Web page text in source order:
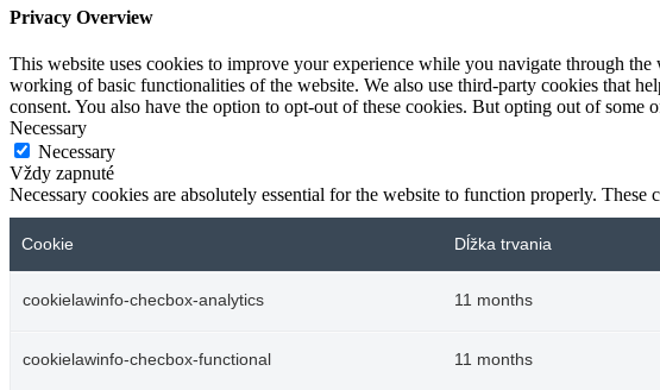
Privacy Overview
This website uses cookies to improve your experience while you navigate through
working of basic functionalities of the website. We also use third-party cookies that
consent. You also have the option to opt-out of these cookies. But opting out of some
Necessary
Necessary
Vždy zapnuté
Necessary cookies are absolutely essential for the website to function properly.
Cookie Dĺžka trvania
cookielawinfo-checbox-analytics 11 months
cookielawinfo-checbox-functional 11 months